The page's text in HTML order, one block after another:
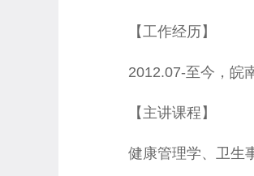
【工作经历】
2012.07-至今，皖
【主讲课程】
健康管理学、卫生